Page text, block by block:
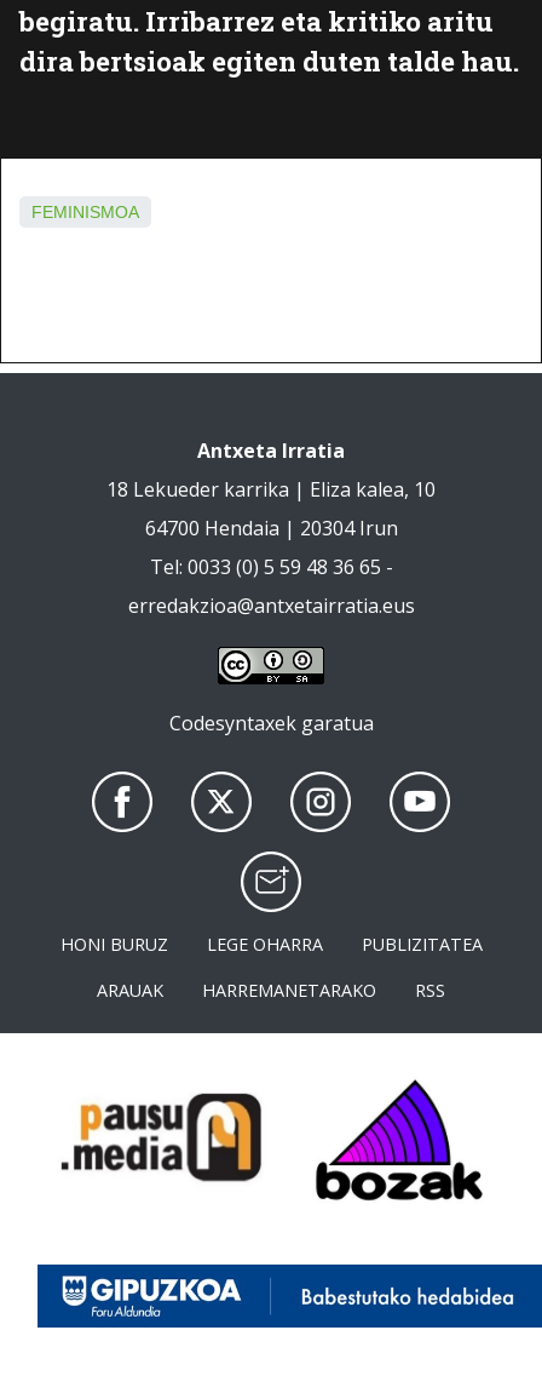
begiratu. Irribarrez eta kritiko aritu
dira bertsioak egiten duten talde hau.
FEMINISMOA
Antxeta Irratia
18 Lekueder karrika | Eliza kalea, 10
64700 Hendaia | 20304 Irun
Tel: 0033 (0) 5 59 48 36 65 -
erredakzioa@antxetairratia.eus
Codesyntaxek garatua
HONI BURUZ LEGE OHARRA
PUBLIZITATEA
ARAUAK
HARREMANETARAKO RSS